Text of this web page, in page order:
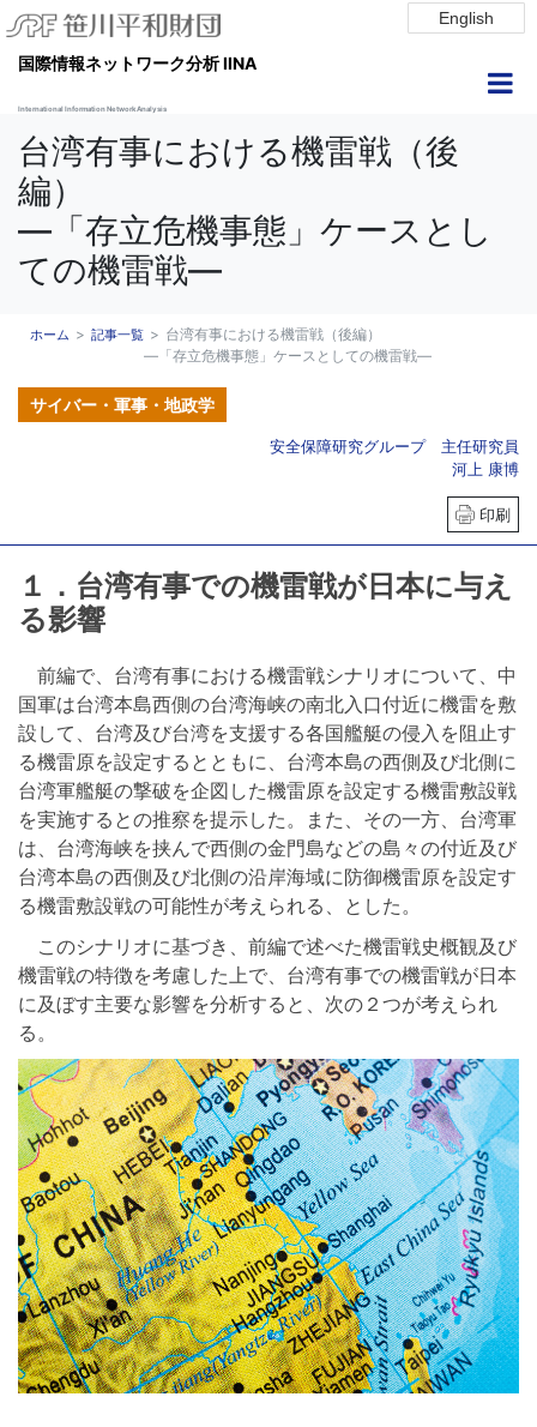
English
国際情報ネットワーク分析 IINA
International Information Network Analysis
台湾有事における機雷戦（後
編）
―「存立危機事態」ケースとし
ての機雷戦―
ホーム 記事一覧
台湾有事における機雷戦（後編）
―「存立危機事態」ケースとしての機雷戦―
サイバー・軍事・地政学
安全保障研究グループ 主任研究員
河上 康博
印刷
１．台湾有事での機雷戦が日本に与え
る影響
前編で、台湾有事における機雷戦シナリオについて、中
国軍は台湾本島西側の台湾海峡の南北入口付近に機雷を敷
設して、台湾及び台湾を支援する各国艦艇の侵入を阻止す
る機雷原を設定するとともに、台湾本島の西側及び北側に
台湾軍艦艇の撃破を企図した機雷原を設定する機雷敷設戦
を実施するとの推察を提示した。また、その一方、台湾軍
は、台湾海峡を挟んで西側の金門島などの島々の付近及び
台湾本島の西側及び北側の沿岸海域に防御機雷原を設定す
る機雷敷設戦の可能性が考えられる、とした。
このシナリオに基づき、前編で述べた機雷戦史概観及び
機雷戦の特徴を考慮した上で、台湾有事での機雷戦が日本
に及ぼす主要な影響を分析すると、次の２つが考えられ
る。